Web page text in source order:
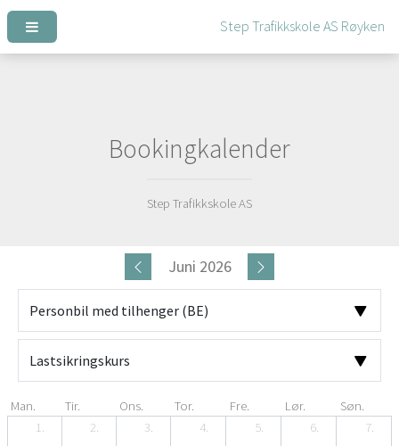
Bookingkalender
Step Trafikkskole AS
Juni 2026
Man. Tir. Ons. Tor. Fre. Lør.
Søn.
1.
2. 3. 4. 5. 6. 7.